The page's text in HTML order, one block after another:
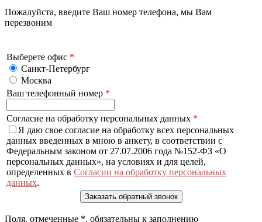
Пожалуйста, введите Ваш номер телефона, мы Вам
перезвоним
Выберете офис *
Санкт-Петербург
Москва
Ваш телефонный номер *
Согласие на обработку персональных данных *
Я даю свое согласие на обработку всех персональных
данных введенных в мною в анкету, в соответствии с
Федеральным законом от 27.07.2006 года №152-ФЗ «О
персональных данных», на условиях и для целей,
определенных в Согласии на обработку персональных
данных.
Поля, отмеченные *, обязательны к заполнению